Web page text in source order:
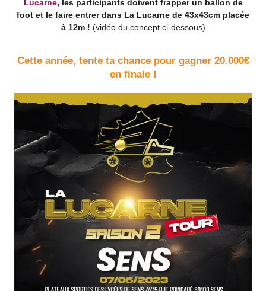
Lucarne, les participants doivent frapper un ballon de
foot et le faire entrer dans La Lucarne de 43x43cm placée
à 12m ! (vidéo du concept ci-dessous)
Cette année, tente ta chance pour gagner 20.000€
en finale !